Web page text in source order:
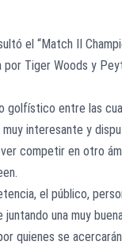
el “Match II
por Tiger Woods y
golfístico entre las
interesante y
competir en otro
el público,
juntando una muy
quienes se